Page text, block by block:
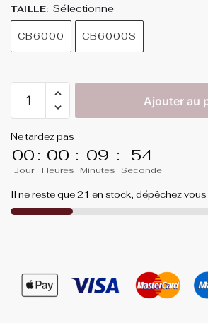
TAILLE: Sélectionne
CB6000 CB6000S
Ajouter au
Ne tardez pas
00
Jour
: 00
Heures
: 09
Minutes
: 52
Seconde
Il ne reste que 21 en stock, dépêchez vous